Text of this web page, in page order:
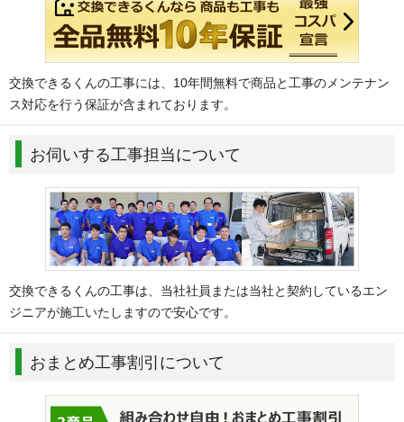
交換できるくんの工事には、10年間無料で商品と工事のメンテナン
ス対応を行う保証が含まれております。
お伺いする工事担当について
交換できるくんの工事は、当社社員または当社と契約しているエン
ジニアが施工いたしますので安心です。
おまとめ工事割引について